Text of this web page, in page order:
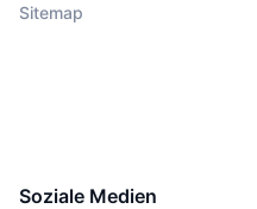
Sitemap
Soziale Medien